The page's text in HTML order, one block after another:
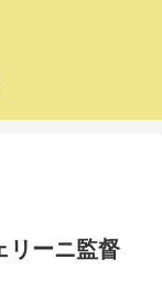
リーニ監督